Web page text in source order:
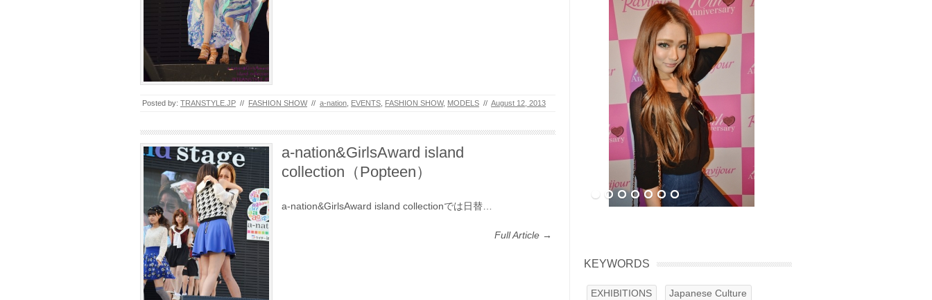
Posted by: TRANSTYLE.JP // FASHION SHOW // a-nation EVENTS FASHION SHOW, MODELS // August 12, 2013
a-nation&GirlsAward island
collection（Popteen‎）
a-nation&GirlsAward island collectionでは日替…
Full Article →
KEYWORDS
EXHIBITIONS
Japanese Culture